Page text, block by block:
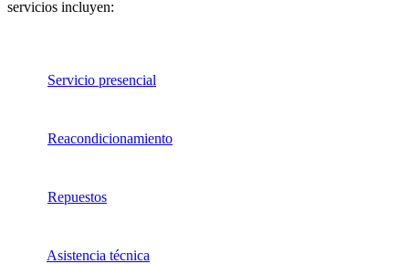
servicios incluyen:
Servicio presencial
Reacondicionamiento
Repuestos
Asistencia técnica